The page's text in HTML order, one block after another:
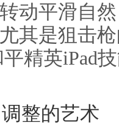
动平滑自
其是狙击
精英iPad
整的艺术